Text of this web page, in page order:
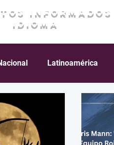
IDIOMA
Latinoamérica
Arte &
Clima Vivienda